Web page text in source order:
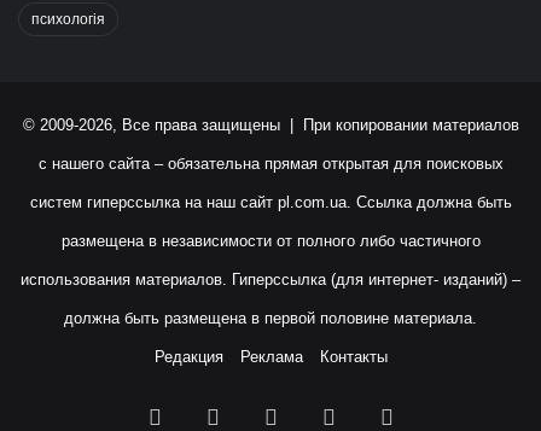
психологія
© 2009-2026, Все права защищены | При копировании материалов
с нашего сайта – обязательна прямая открытая для поисковых
систем гиперссылка на наш сайт pl.com.ua. Ссылка должна быть
размещена в независимости от полного либо частичного
использования материалов. Гиперссылка (для интернет- изданий) –
должна быть размещена в первой половине материала.
Редакция Реклама Контакты
Facebook YouTubeInstagram